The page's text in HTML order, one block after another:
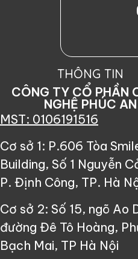
THÔNG TIN
CÔNG TY CỔ PHẦN
NGHỆ PHÚC AN
MST: 0106191516
Cơ sở 1: P.606 Tòa
Building, Số 1 Nguyễn
P. Định Công, TP. Hà
Cơ sở 2: Số 15, ngõ Ao
đường Đê Tô Hoàng,
Bạch Mai, TP Hà Nội